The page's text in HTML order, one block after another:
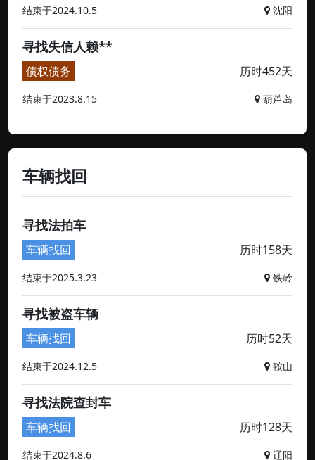
结束于2024.10.5 沈阳
寻找失信人赖**
债权债务 历时452天
结束于2023.8.15 葫芦岛
车辆找回
寻找法拍车
车辆找回 历时158天
结束于2025.3.23 铁岭
寻找被盗车辆
车辆找回 历时52天
结束于2024.12.5 鞍山
寻找法院查封车
车辆找回 历时128天
结束于2024.8.6 辽阳